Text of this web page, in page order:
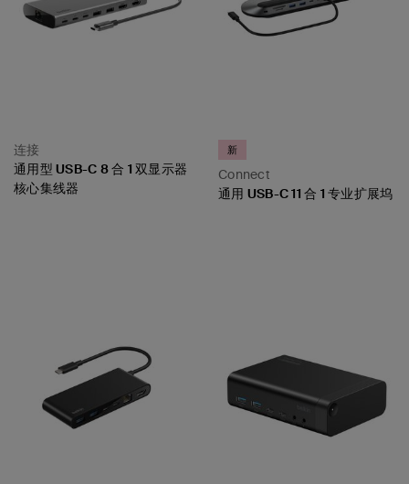
连接
通用型 USB-C 8 合 1 双显示器
核心集线器
Connect
新
通用 USB-C 11 合 1 专业扩展坞